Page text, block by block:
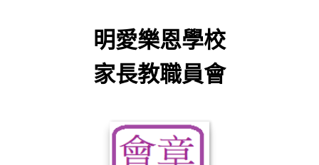
明愛樂恩學校
家長教職員會